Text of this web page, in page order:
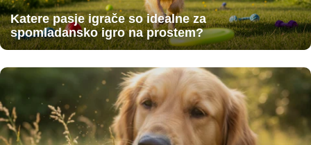
Katere pasje igrače so idealne za
spomladansko igro na prostem?